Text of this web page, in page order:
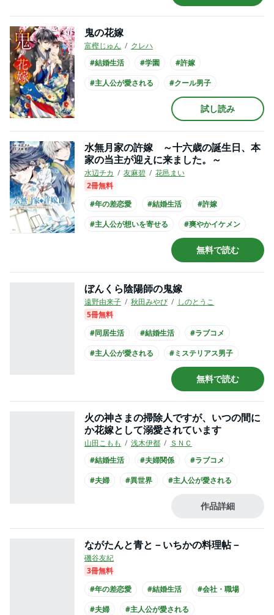
鬼の花嫁
富樫じゅん
クレハ
#結婚生活
#学園
#許嫁
#主人公が愛される
#クール男子
#主人公が高校生
#黒髪男子 #スーツ
試し読み
水無月家の許嫁 ～十六歳の誕生日、本
家の当主が迎えに来ました。～
水辺チカ 友麻碧
花邑まい
2冊無料
#年の差恋愛
#結婚生活
#許嫁
#主人公が想いを寄せる
#爽やかイケメン
#主人公が高校生
無料で読む
ぼんくら陰陽師の鬼嫁
遠野由来子 秋田みやび
しのとうこ
5冊無料
#同居生活
#結婚生活
#ラブコメ
#主人公が愛される
#ミステリアス男子
#黒髪男子 #和装
無料で読む
火の神さまの掃除人ですが、いつの間に
か花嫁として溺愛されています
山田こもも 浅木伊都
ＳＮＣ
#結婚生活
#夫婦関係
#ラブコメ
#夫婦
#異世界
#主人公が愛される
#和装
作品詳細
ながたんと青と－いちかの料理帖－
磯谷友紀
3冊無料
#年の差恋愛
#結婚生活
#会社・職場
#夫婦
#主人公が愛される